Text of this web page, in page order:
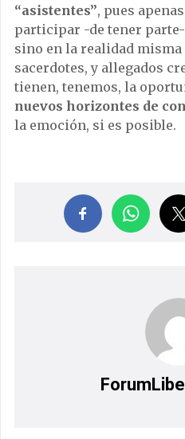
“asistentes”, pues
participar -de tener
sino en la realidad misma
sacerdotes, y allegados
tienen, tenemos, la
nuevos horizontes de
la emoción, si es posible.